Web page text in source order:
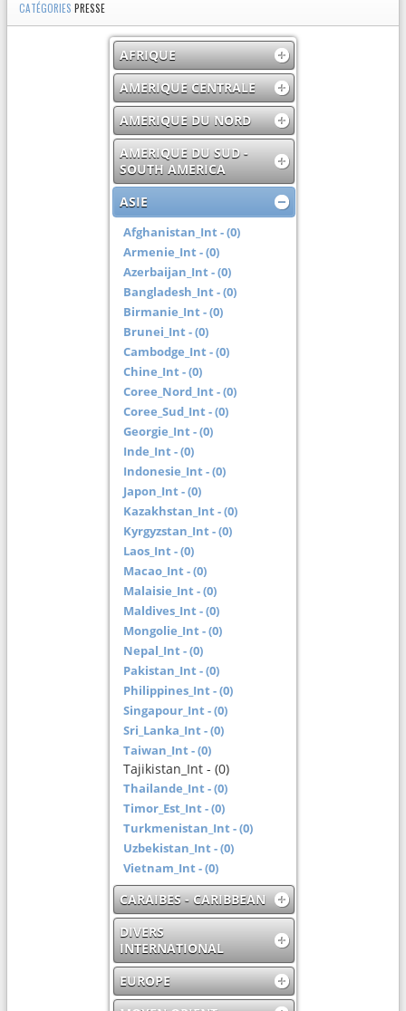
CATÉGORIES PRESSE
AFRIQUE
AMERIQUE CENTRALE
AMERIQUE DU NORD
AMERIQUE DU SUD -
SOUTH AMERICA
ASIE
Afghanistan_Int - (0)
Armenie_Int - (0)
Azerbaijan_Int - (0)
Bangladesh_Int - (0)
Birmanie_Int - (0)
Brunei_Int - (0)
Cambodge_Int - (0)
Chine_Int - (0)
Coree_Nord_Int - (0)
Coree_Sud_Int - (0)
Georgie_Int - (0)
Inde_Int - (0)
Indonesie_Int - (0)
Japon_Int - (0)
Kazakhstan_Int - (0)
Kyrgyzstan_Int - (0)
Laos_Int - (0)
Macao_Int - (0)
Malaisie_Int - (0)
Maldives_Int - (0)
Mongolie_Int - (0)
Nepal_Int - (0)
Pakistan_Int - (0)
Philippines_Int - (0)
Singapour_Int - (0)
Sri_Lanka_Int - (0)
Taiwan_Int - (0)
Tajikistan_Int - (0)
Thailande_Int - (0)
Timor_Est_Int - (0)
Turkmenistan_Int - (0)
Uzbekistan_Int - (0)
Vietnam_Int - (0)
CARAIBES - CARIBBEAN
DIVERS
INTERNATIONAL
EUROPE